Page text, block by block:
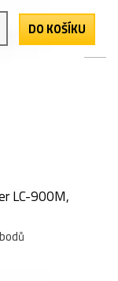
DO KOŠÍKU
LC-900M,